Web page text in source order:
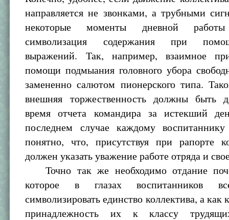
направляется не звонками, а трубными
некоторые моменты дневной работы
символизация содержания при
выражений. Так, например, взаимное
помощи подмыания головного убора
замененно салютом пионерского типа.
внешняя торжественность должны быть
время отчета командира за истекший
последнем случае каждому
понятно, что, присутствуя при рапорте
должен указать уважение работе отряда и
Точно так же необходимо отдание
которое в глазах воспитанников
символизировать единство коллектива, а как
принадлежность их к классу